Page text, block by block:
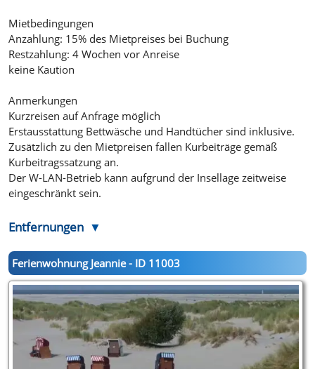
Mietbedingungen
Anzahlung: 15% des Mietpreises bei Buchung
Restzahlung: 4 Wochen vor Anreise
keine Kaution
Anmerkungen
Kurzreisen auf Anfrage möglich
Erstausstattung Bettwäsche und Handtücher sind inklusive.
Zusätzlich zu den Mietpreisen fallen Kurbeiträge gemäß
Kurbeitragssatzung an.
Der W-LAN-Betrieb kann aufgrund der Insellage zeitweise
eingeschränkt sein.
Entfernungen
Ferienwohnung Jeannie - ID 11003